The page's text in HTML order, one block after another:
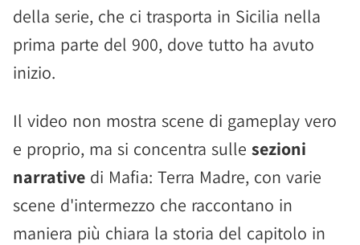
della serie, che ci trasporta in Sicilia nella
prima parte del 900, dove tutto ha avuto
inizio.
Il video non mostra scene di gameplay vero
e proprio, ma si concentra sulle sezioni
narrative di Mafia: Terra Madre, con varie
scene d'intermezzo che raccontano in
maniera più chiara la storia del capitolo in